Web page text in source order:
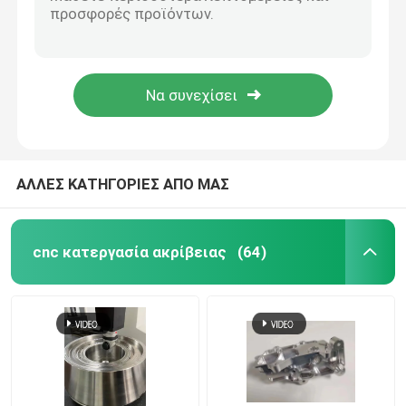
Ανοξείδωτο CNC που επεξεργάζεται τις υπηρεσίες
cnc τιτανίου κατεργασία
υπηρεσία κατασκευής λαμαρίνας
CNC υπηρεσία άλεσης
ΑΛΛΕΣ ΚΑΤΗΓΟΡΙΕΣ ΑΠΟ ΜΑΣ
cnc κατεργασία ακρίβειας (64)